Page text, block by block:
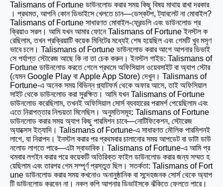
Talismans of Fortune ডাউনলোড করার সময় কিছু বিষয় মাথায় রাখা দরকার
। প্রথমত, আপনি কোন ডিভাইসে খেলতে চান—ডেস্কটপ, ট্যাবলেট না মোবাইল?
Talismans of Fortune সাধারণত মোবাইল-ফ্রেন্ডলি এবং ডাউনলোড প্র
ক্রিয়াও সরল। আমি যখন আমার ফোনে Talismans of Fortune ইনস্টল ক
রেছিলাম, তখন প্রক্রিয়াটি কয়েক মিনিটের মধ্যেই শেষ হয়েছিল এবং গেমটি খুব মসৃণ
ভাবে চলে। Talismans of Fortune ডাউনলোড করার আগে আপনার ডিভাই
সে পর্যাপ্ত স্টোরেজ আছে কি না তা চেক করুন। ইনস্টল গাইড: Talismans of
Fortune ডাউনলোড করতে গেলে প্রথমে অফিসিয়াল ওয়েবসাইট বা অ্যাপ স্টোর
(যেমন Google Play বা Apple App Store) দেখুন। Talismans of
Fortune-এ অনেক সময় বিভিন্ন প্ল্যাটফর্ম থেকে অফার আসে, তাই অফিসিয়াল
সাইট থেকে ডাউনলোড করা সুরক্ষিত। আমি যখন Talismans of Fortune
ডাউনলোড করেছিলাম, তখনই অফিসিয়াল সোর্স ব্যবহারের পরামর্শ পেয়েছিলাম এবং
এতে নিরাপত্তার নিশ্চয়তা মিলেছিল। অনুমতিসমূহ: Talismans of Fortune
ডাউনলোড করার সময় অ্যাপ কিছু পারমিশন চাবে—নোটিফিকেশন, স্টোরেজ
অ্যাক্সেস ইত্যাদি। Talismans of Fortune-এ সাধারণত মৌলিক পারমিশনই
লাগে, যা নিরাপদ। ইনস্টল করার পর প্রথমবার চালানোর সময় আপডেট বা ডাটা ডাউ
নলোড লাগতে পারে—এটা স্বাভাবিক। Talismans of Fortune-এ আমি প্র
থমবার লগইন করার পরে কয়েকটি অতিরিক্ত ফাইল ডাউনলোড করার জন্য সম্মত হ
য়েছিলাম এবং তারপর গেম সম্পূর্ণ প্রস্তুত ছিল। সতর্কতা: Talismans of Fort
une ডাউনলোড করার সময় কখনোও অনানুষ্ঠানিক বা সন্দেহজনক সোর্স থেকে অ্যাপ
টি ডাউনলোড করবেন না। নকল কপি আপনার ডিভাইসকে ঝুঁকিতে ফেলতে পারে।